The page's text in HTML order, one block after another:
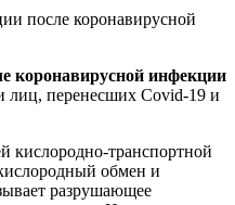
после коронавирусной
коронавирусной инфекции
лиц, перенесших Covid-19 и
кислородно-транспортной
обмен и
разрушающее